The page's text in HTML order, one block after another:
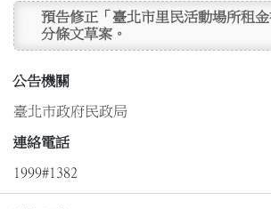
預告修正「臺北市里民活動場所租
分條文草案。
公告機關
臺北市政府民政局
連絡電話
1999#1382